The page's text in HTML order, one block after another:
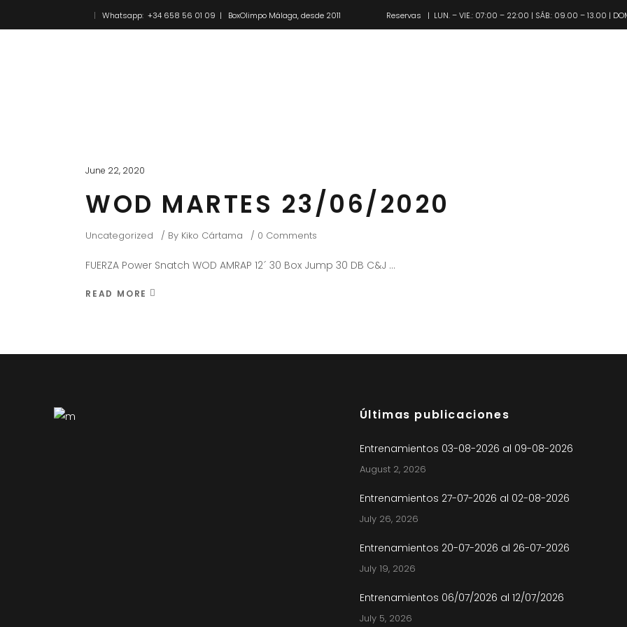
Whatsapp: +34 658 56 01 09 | BoxOlimpo Málaga, desde 2011 Reservas | LUN. – VIE.: 07:00 – 22:00 | SÁB.: 09.00 – 13.00 |
June 22, 2020
WOD MARTES 23/06/2020
Uncategorized By Kiko Cártama 0 Comments
FUERZA Power Snatch WOD AMRAP 12´ 30 Box Jump 30 DB C&J
READ MORE
Últimas publicaciones
Entrenamientos 03-08-2026 al 09-08-2026
August 2, 2026
Entrenamientos 27-07-2026 al 02-08-2026
July 26, 2026
Entrenamientos 20-07-2026 al 26-07-2026
July 19, 2026
Entrenamientos 06/07/2026 al 12/07/2026
July 5, 2026